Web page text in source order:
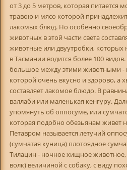
от 3 до 5 метров, которая питается
травою и мясо которой
лакомых блюд. Но особенно
животных в этой части света
животные или двуутробки, которых
в Тасмании водится более 100
большое между этими животными -
которой очень вкусно и здорово, а
составляет лакомое блюдо. В
валлаби или маленькая кенгуру.
упомянуть об оппосуме, или
которая подобно обезьянам живет
Петавром называется летучий
(сумчатая куница) плотоядное
Тилацин - ночное хищное
волк) величиной с собаку, с виду